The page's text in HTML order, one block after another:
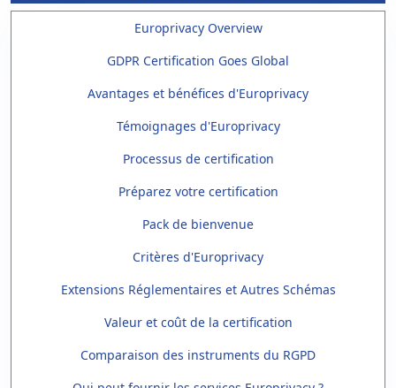
Europrivacy Overview
GDPR Certification Goes Global
Avantages et bénéfices d'Europrivacy
Témoignages d'Europrivacy
Processus de certification
Préparez votre certification
Pack de bienvenue
Critères d'Europrivacy
Extensions Réglementaires et Autres Schémas
Valeur et coût de la certification
Comparaison des instruments du RGPD